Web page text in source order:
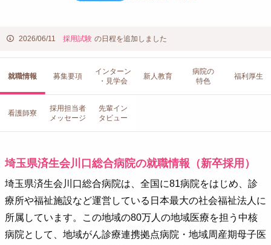
2026/06/11 採用試験 の日程を追加しました
就職情報 募集要項
インターン
・見学会
新人教育
病院の
特色
福利厚生
看護師寮
採用担当者
メッセージ
先輩イン
タビュー
埼玉県済生会川口総合病院の就職情報（新卒採用）
埼玉県済生会川口総合病院は、全国に81病院をはじめ、診
療所や福祉施設など運営している日本最大の社会福祉法人に
所属しています。この地域の80万人の地域医療を担う中核
病院として、地域がん診療連携拠点病院・地域周産期母子医